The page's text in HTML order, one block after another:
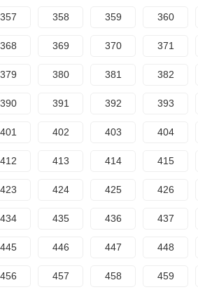
357 358 359 360
368 369 370 371
379 380 381 382
390 391 392 393
401 402 403 404
412 413 414 415
423 424 425 426
434 435 436 437
445 446 447 448
456 457 458 459